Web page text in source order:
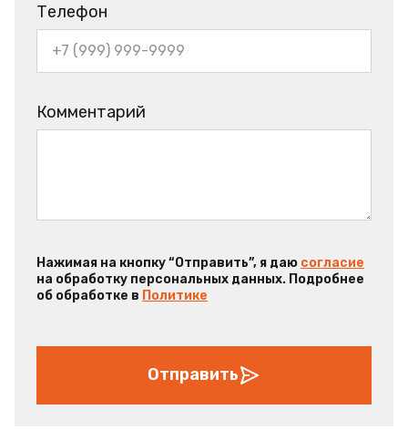
Телефон
Комментарий
Нажимая на кнопку “Отправить”, я даю согласие
на обработку персональных данных. Подробнее
об обработке в Политике
Отправить